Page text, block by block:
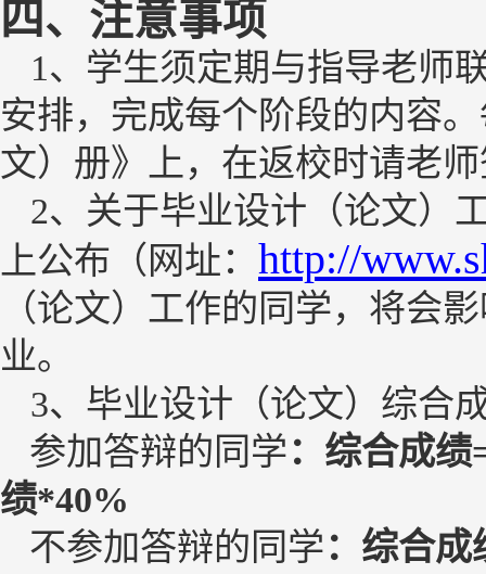
四、注意事项
1、 学生须定期与指导老师
安排，完成每个阶段的内容
文）册》上，在返校时请老
2、关于毕业设计（论文）
上公布（网址： http://
（论文） 工作的同学，将会
业。
3、 毕业设计（论文） 综合
参加答辩的同学：综合成绩
绩*40%
不参加答辩的同学：综合成